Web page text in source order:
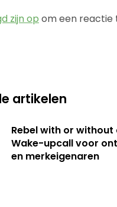
zijn op om een reactie
artikelen
Rebel with or without
Wake-upcall voor
en merkeigenaren